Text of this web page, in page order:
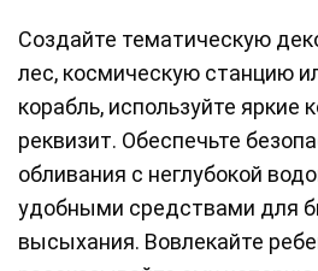
Создайте тематическую
лес, космическую станцию
корабль, используйте
реквизит. Обеспечьте
обливания с неглубокой
удобными средствами для
высыхания. Вовлекайте